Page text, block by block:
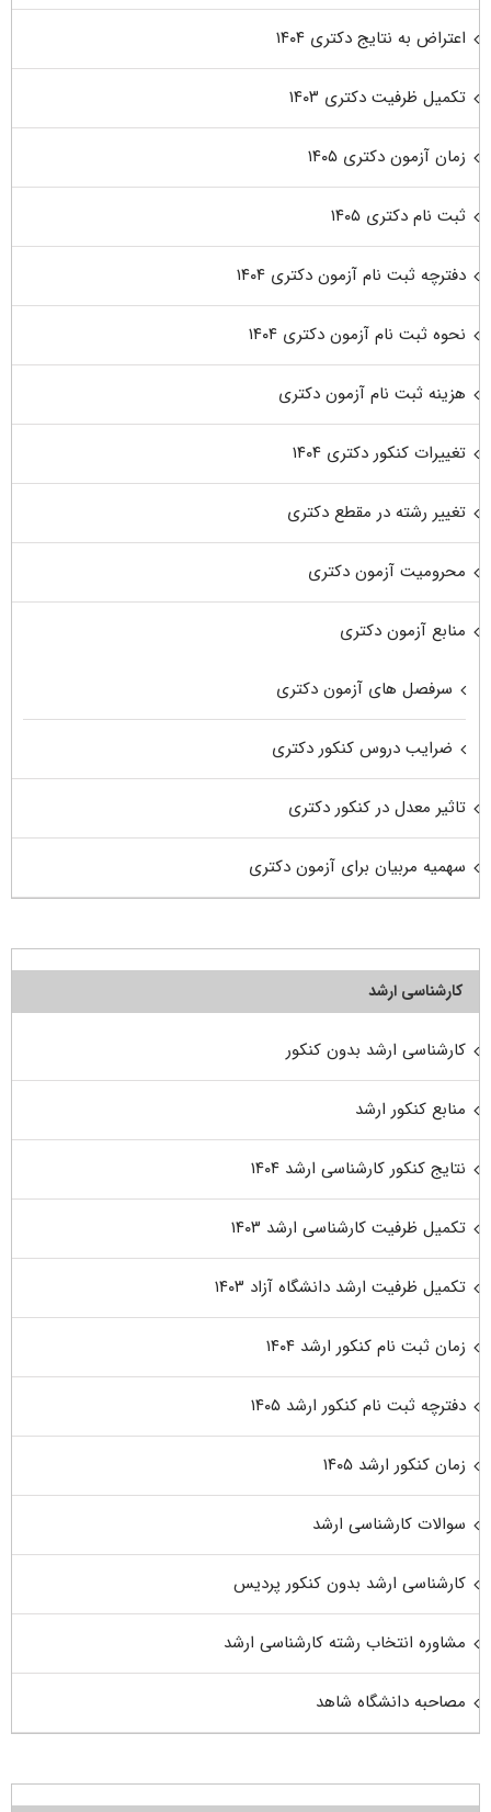
اعتراض به نتایج دکتری ۱۴۰۴
تکمیل ظرفیت دکتری ۱۴۰۳
زمان آزمون دکتری ۱۴۰۵
ثبت نام دکتری ۱۴۰۵
دفترچه ثبت نام آزمون دکتری ۱۴۰۴
نحوه ثبت نام آزمون دکتری ۱۴۰۴
هزینه ثبت نام آزمون دکتری
تغییرات کنکور دکتری ۱۴۰۴
تغییر رشته در مقطع دکتری
محرومیت آزمون دکتری
منابع آزمون دکتری
سرفصل های آزمون دکتری
ضرایب دروس کنکور دکتری
تاثیر معدل در کنکور دکتری
سهمیه مربیان برای آزمون دکتری
کارشناسی ارشد
کارشناسی ارشد بدون کنکور
منابع کنکور ارشد
نتایج کنکور کارشناسی ارشد ۱۴۰۴
تکمیل ظرفیت کارشناسی ارشد ۱۴۰۳
تکمیل ظرفیت ارشد دانشگاه آزاد ۱۴۰۳
زمان ثبت نام کنکور ارشد ۱۴۰۴
دفترچه ثبت نام کنکور ارشد ۱۴۰۵
زمان کنکور ارشد ۱۴۰۵
سوالات کارشناسی ارشد
کارشناسی ارشد بدون کنکور پردیس
مشاوره انتخاب رشته کارشناسی ارشد
مصاحبه دانشگاه شاهد